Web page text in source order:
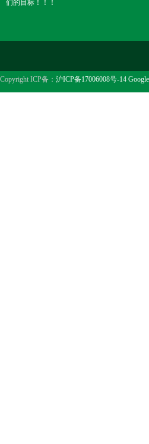
们的目标！！！
Copyright ICP备： 沪ICP备17006008号-14